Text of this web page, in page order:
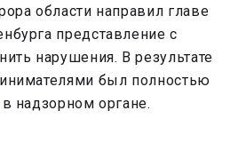
области направил главе
представление с
нарушения. В результате
был полностью
в надзорном органе.